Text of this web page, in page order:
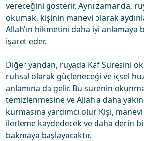
vereceğini gösterir. Aynı zamanda,
okumak, kişinin manevi olarak
Allah'ın hikmetini daha iyi anlamaya
işaret eder.
Diğer yandan, rüyada Kaf Suresini
ruhsal olarak güçleneceği ve içsel
anlamına da gelir. Bu surenin
temizlenmesine ve Allah'a daha
kurmasına yardımcı olur. Kişi,
ilerleme kaydedecek ve daha derin
bakmaya başlayacaktır.